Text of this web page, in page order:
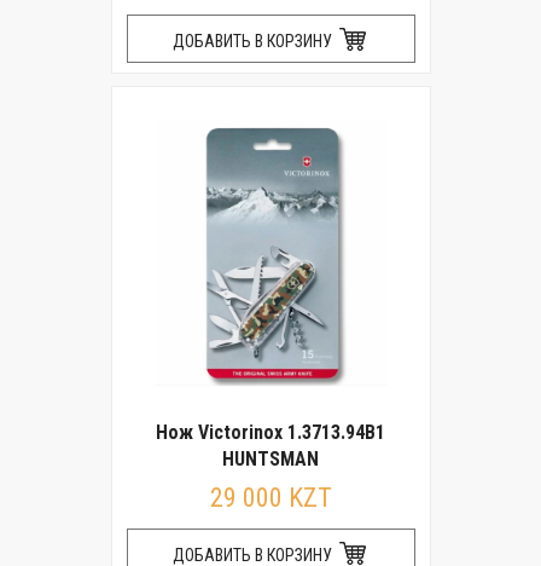
ДОБАВИТЬ В КОРЗИНУ
Нож Victorinox 1.3713.94B1
HUNTSMAN
29 000 KZT
ДОБАВИТЬ В КОРЗИНУ